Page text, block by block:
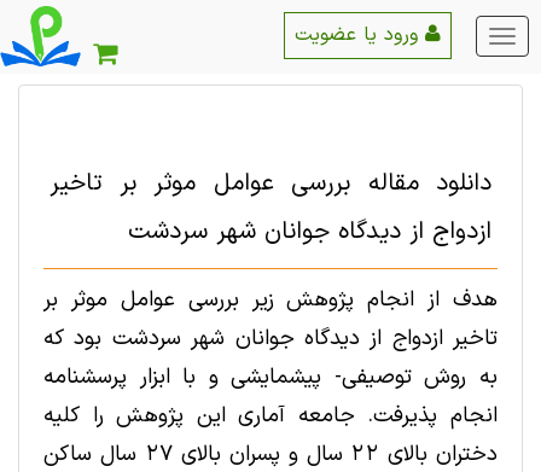
منو
اصلی
دانلود مقاله بررسی عوامل موثر بر تاخیر
ازدواج از دیدگاه جوانان شهر سردشت
هدف‏ از انجام پژوهش زیر بررسی عوامل موثر بر
تاخیر ازدواج از دیدگاه جوانان شهر سردشت بود که
به روش توصیفی- پیشمایشی و با ابزار پرسشنامه
انجام پذیرفت. جامعه آماری این پژوهش را کلیه
دختران بالای 22 سال و پسران بالای 27 سال ساکن